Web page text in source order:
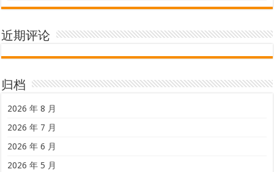
近期评论
归档
2026 年 8 月
2026 年 7 月
2026 年 6 月
2026 年 5 月